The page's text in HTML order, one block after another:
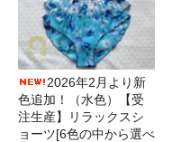
2026年2月より新
色追加！（水色）【受
注生産】リラックスシ
ョーツ[6色の中から選べ